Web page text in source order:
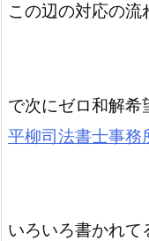
この辺の対応の
で次にゼロ和解希
平柳司法書士事務
いろいろ書かれ